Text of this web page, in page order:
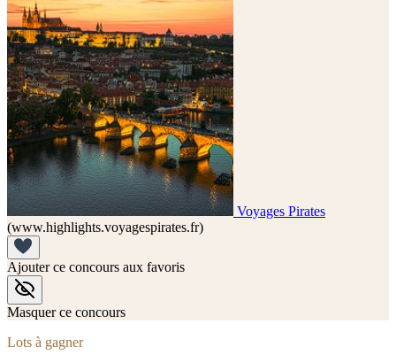
Voyages Pirates
(www.highlights.voyagespirates.fr)
Ajouter ce concours aux favoris
Masquer ce concours
Lots à gagner